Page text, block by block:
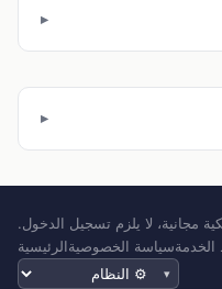
مجانية، لا يلزم تسجيل الدخول.
الرئيسيةسياسة الخصوصية
المظهر